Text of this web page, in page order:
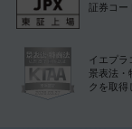
証券コー
イエプラ
景表法・
クを取得